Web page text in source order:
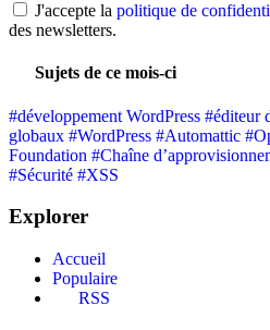
J'accepte la politique de
des newsletters.
Sujets de ce mois-ci
#développement WordPress #éditeur
globaux #WordPress #Automattic
Foundation #Chaîne
#Sécurité #XSS
Explorer
Accueil
Populaire
RSS